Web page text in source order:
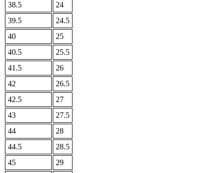
38.5
24
39.5
24.5
40
25
40.5
25.5
41.5
26
42
26.5
42.5
27
43
27.5
44
28
44.5
28.5
45
29